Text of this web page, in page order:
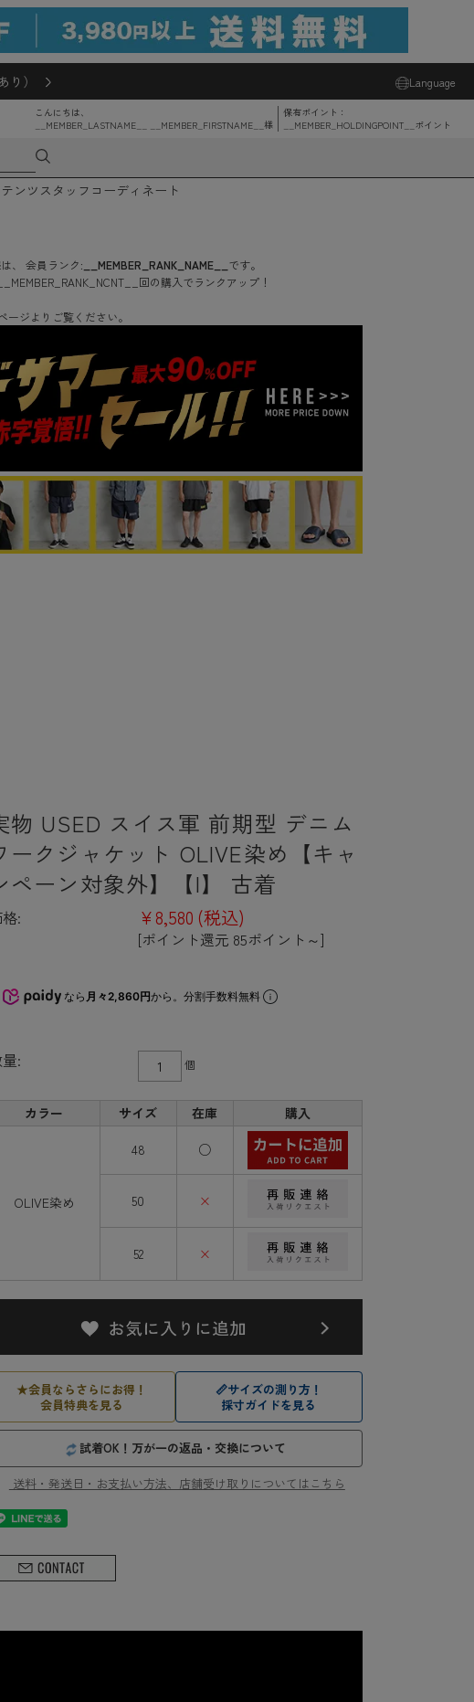
） Language
こんにちは、
__MEMBER_LASTNAME__ __MEMBER_FIRSTNAME__ 様
保有ポイント：
__MEMBER_HOLDINGPOINT__
ポイント
ンツ スタッフコーディネート
、 会員ランク: __MEMBER_RANK_NAME__ です。
__MEMBER_RANK_NCNT__ 回の購入でランクアップ！
ジよりご覧ください。
物 USED スイス軍 前期型 デニム
ークジャケット OLIVE染め【キャ
ペーン対象外】【I】 古着
: ¥8,580 (税込)
[ポイント還元 85ポイント～]
なら 月々2,860円から。分割手数料無料
: 個
カラー サイズ 在庫 購入
OLIVE染め
48 ○
50 ×
52 ×
★会員ならさらにお得！
会員特典を見る
📏サイズの測り方！
採寸ガイドを見る
試着OK！万が一の返品・交換について
送料・発送日・お支払い方法、店舗受け取りについてはこちら